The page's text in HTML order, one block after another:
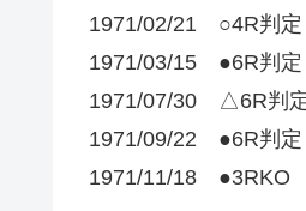
1971/02/21 ○4R判
1971/03/15 ●6R判
1971/07/30 △6R判
1971/09/22 ●6R判
1971/11/18 ●3RKO